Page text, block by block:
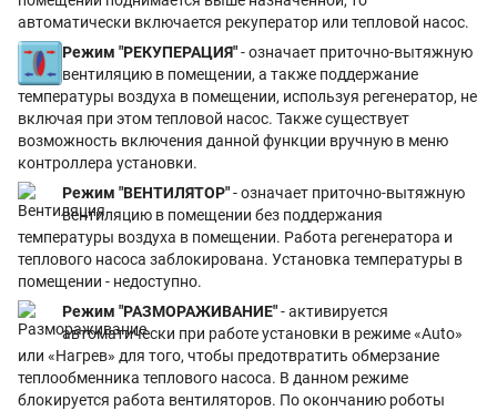
автоматически включается рекуператор или тепловой насос.
Режим "РЕКУПЕРАЦИЯ"- означает приточно-вытяжную
вентиляцию в помещении, а также поддержание
температуры воздуха в помещении, используя регенератор, не
включая при этом тепловой насос. Также существует
возможность включения данной функции вручную в меню
контроллера установки.
Режим "ВЕНТИЛЯТОР"- означает приточно-вытяжную
вентиляцию в помещении без поддержания
температуры воздуха в помещении. Работа регенератора и
теплового насоса заблокирована. Установка температуры в
помещении - недоступно.
Режим "РАЗМОРАЖИВАНИЕ"- активируется
автоматически при работе установки в режиме «Auto»
или «Нагрев» для того, чтобы предотвратить обмерзание
теплообменника теплового насоса. В данном режиме
блокируется работа вентиляторов. По окончанию роботы